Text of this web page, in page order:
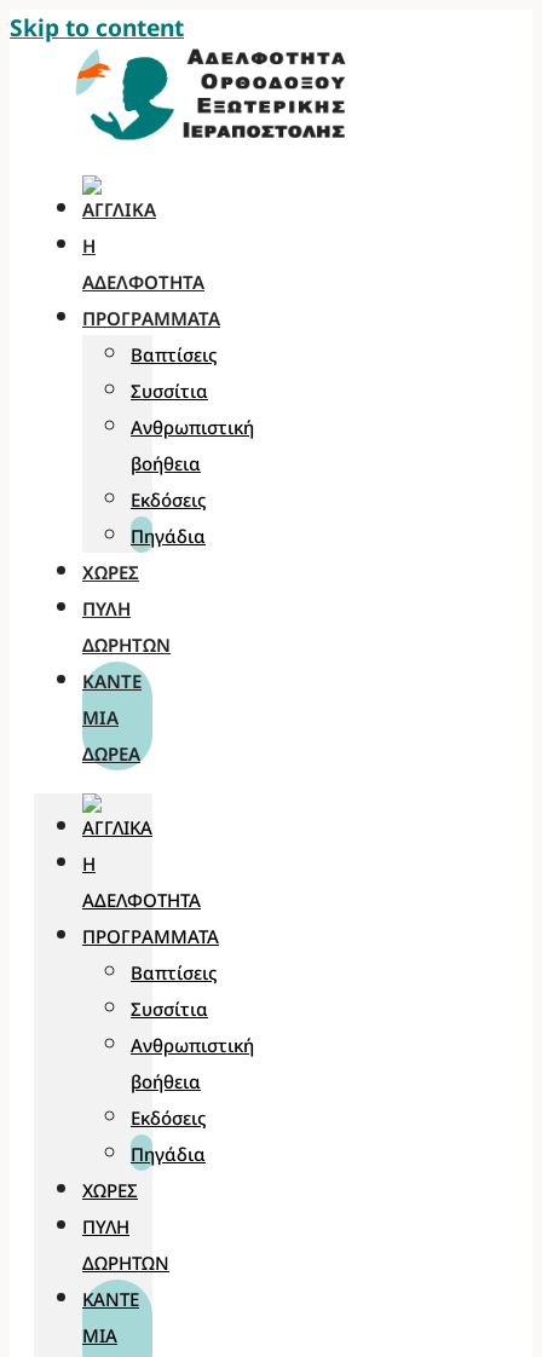
Skip to content
Η
ΑΔΕΛΦΌΤΗΤΑ
ΠΡΟΓΡΆΜΜΑΤΑ
Βαπτίσεις
Συσσίτια
Ανθρωπιστική
βοήθεια
Εκδόσεις
Πηγάδια
ΧΏΡΕΣ
ΠΎΛΗ
ΔΩΡΗΤΏΝ
ΚΆΝΤΕ
ΜΊΑ
ΔΩΡΕΆ
Η
ΑΔΕΛΦΌΤΗΤΑ
ΠΡΟΓΡΆΜΜΑΤΑ
Βαπτίσεις
Συσσίτια
Ανθρωπιστική
βοήθεια
Εκδόσεις
Πηγάδια
ΧΏΡΕΣ
ΠΎΛΗ
ΔΩΡΗΤΏΝ
ΚΆΝΤΕ
ΜΊΑ